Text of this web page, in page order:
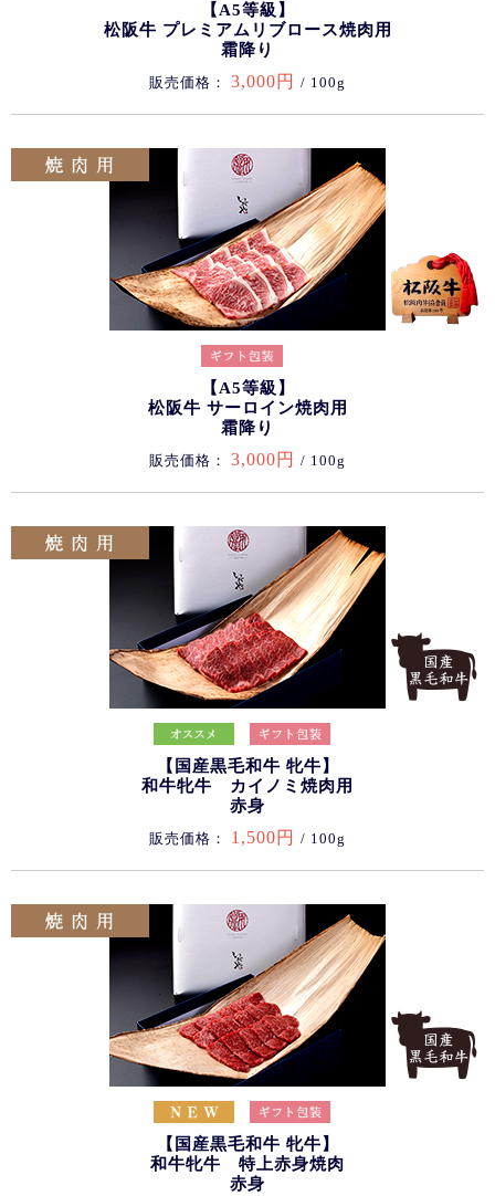
【A5等級】
松阪牛 プレミアムリブロース焼肉用
霜降り
販売価格： 3,000円 / 100g
【A5等級】
松阪牛 サーロイン焼肉用
霜降り
販売価格： 3,000円 / 100g
【国産黒毛和牛 牝牛】
和牛牝牛 カイノミ焼肉用
赤身
販売価格： 1,500円 / 100g
【国産黒毛和牛 牝牛】
和牛牝牛 特上赤身焼肉
赤身